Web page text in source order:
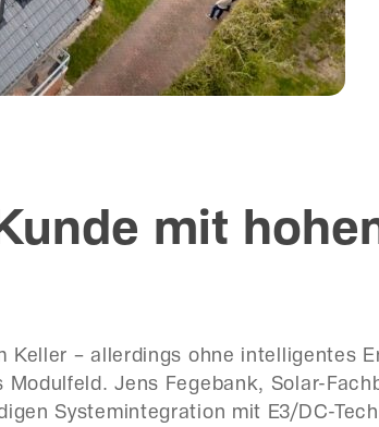
mit
– allerdings ohne intelligentes
Jens Fegebank, Solar-
Systemintegration mit E3/DC-